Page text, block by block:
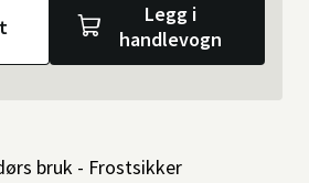
Legg i
handlevogn
bruk - Frostsikker